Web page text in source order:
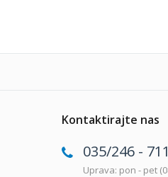
Kontaktirajte nas
035/246 - 711
Uprava: pon - pet